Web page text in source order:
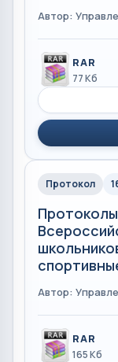
Автор:
RAR
77 Кб
Протокол
Автор:
RAR
165 Кб